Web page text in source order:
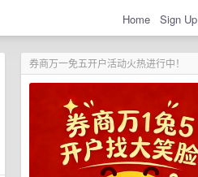
Home Sign Up
券商万一免五开户活动火热进行中！